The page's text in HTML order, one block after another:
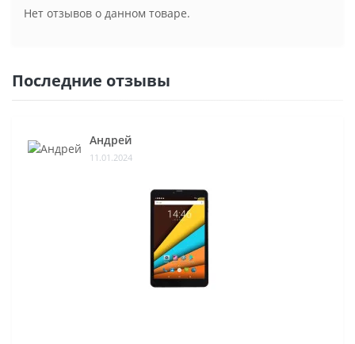
Нет отзывов о данном товаре.
Последние отзывы
Андрей
11.01.2024